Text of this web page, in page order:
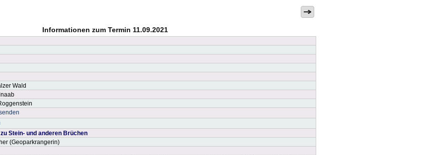
Informationen zum Termin 11.09.2021
Wald
Stein- und anderen Brüchen
(Geoparkrangerin)